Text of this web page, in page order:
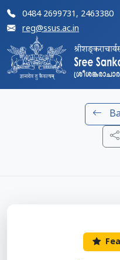
0484 2699731, 2463380
reg@ssus.ac.in